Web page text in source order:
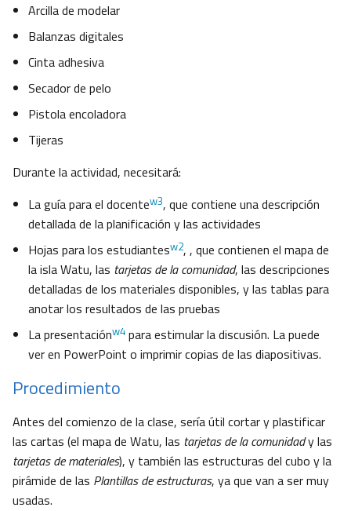
Arcilla de modelar
Balanzas digitales
Cinta adhesiva
Secador de pelo
Pistola encoladora
Tijeras
Durante la actividad, necesitará:
La guía para el docentew3, que contiene una descripción
detallada de la planificación y las actividades
Hojas para los estudiantesw2, , que contienen el mapa de
la isla Watu, las tarjetas de la comunidad, las descripciones
detalladas de los materiales disponibles, y las tablas para
anotar los resultados de las pruebas
La presentaciónw4 para estimular la discusión. La puede
ver en PowerPoint o imprimir copias de las diapositivas.
Procedimiento
Antes del comienzo de la clase, sería útil cortar y plastificar
las cartas (el mapa de Watu, las tarjetas de la comunidady las
tarjetas de materiales), y también las estructuras del cubo y la
pirámide de las Plantillas de estructuras, ya que van a ser muy
usadas.